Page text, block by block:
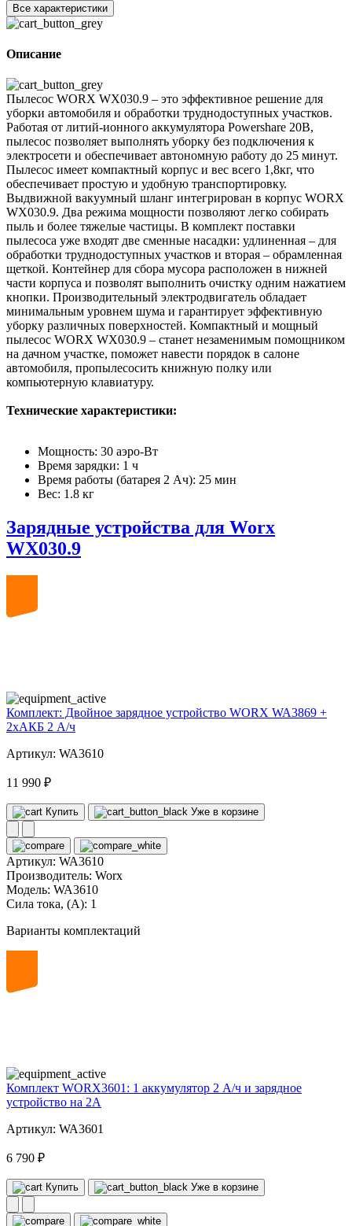
Все характеристики
Описание
Пылесос WORX WX030.9 – это эффективное решение для
уборки автомобиля и обработки труднодоступных участков.
Работая от литий-ионного аккумулятора Powershare 20В,
пылесос позволяет выполнять уборку без подключения к
электросети и обеспечивает автономную работу до 25 минут.
Пылесос имеет компактный корпус и вес всего 1,8кг, что
обеспечивает простую и удобную транспортировку.
Выдвижной вакуумный шланг интегрирован в корпус WORX
WX030.9. Два режима мощности позволяют легко собирать
пыль и более тяжелые частицы. В комплект поставки
пылесоса уже входят две сменные насадки: удлиненная – для
обработки труднодоступных участков и вторая – обрамленная
щеткой. Контейнер для сбора мусора расположен в нижней
части корпуса и позволят выполнить очистку одним нажатием
кнопки. Производительный электродвигатель обладает
минимальным уровнем шума и гарантирует эффективную
уборку различных поверхностей. Компактный и мощный
пылесос WORX WX030.9 – станет незаменимым помощником
на дачном участке, поможет навести порядок в салоне
автомобиля, пропылесосить книжную полку или
компьютерную клавиатуру.
Технические характеристики:
Мощность: 30 аэро-Вт
Время зарядки: 1 ч
Время работы (батарея 2 Ач): 25 мин
Bес: 1.8 кг
Зарядные устройства для Worx
WX030.9
Комплект: Двойное зарядное устройство WORX WA3869 +
2xАКБ 2 А/ч
Артикул: WA3610
11 990 ₽
Купить Уже в корзине
Артикул: WA3610
Производитель: Worx
Модель: WA3610
Сила тока, (А): 1
Варианты комплектаций
Комплект WORX3601: 1 аккумулятор 2 А/ч и зарядное
устройство на 2А
Артикул: WA3601
6 790 ₽
Купить Уже в корзине